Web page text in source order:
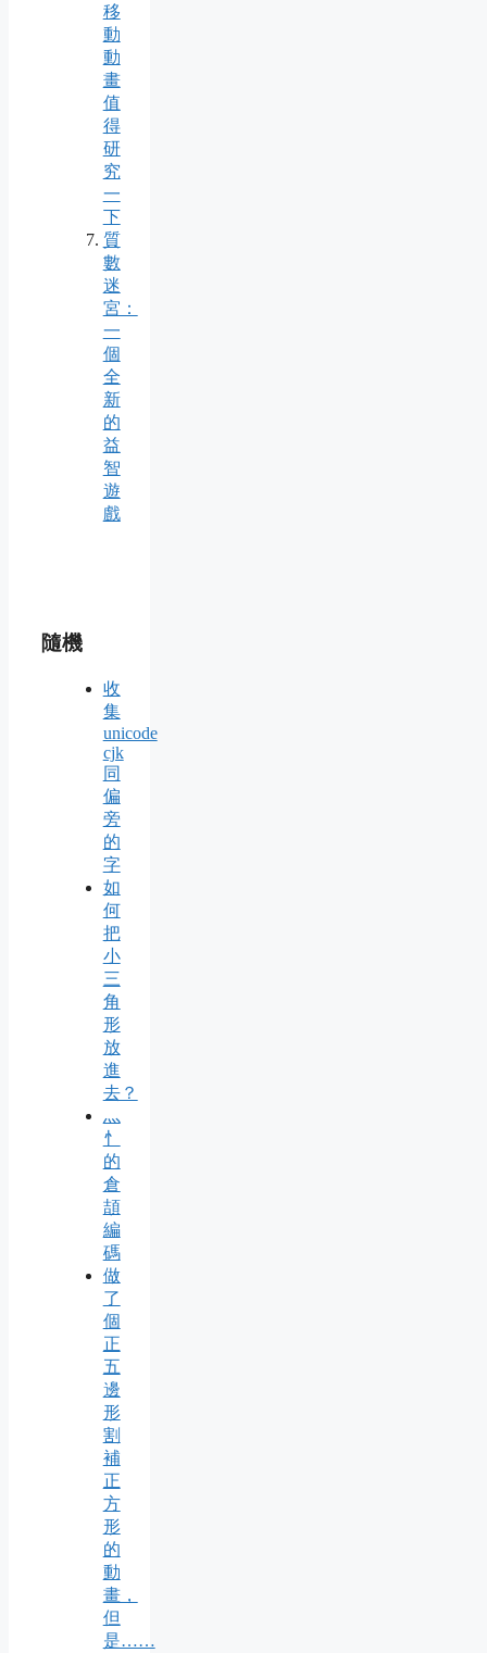
移
動
動
畫
值
得
研
究
一
下
質
數
迷
宮：
一
個
全
新
的
益
智
遊
戲
隨機
收
集
unicode
cjk
同
偏
旁
的
字
如
何
把
小
三
角
形
放
進
去？
灬
忄
的
倉
頡
編
碼
做
了
個
正
五
邊
形
割
補
正
方
形
的
動
畫，
但
是……